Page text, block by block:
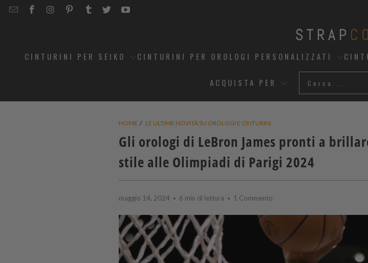
EMAILSTRAPCODE
STRAPCODE
STRAPCODE
STRAPCODE
STRAPCODE
STRAPCODE
CINTURINI PER SEIKO CINTURINI PER OROLOGI PERSONALIZZATI
ACQUISTA PER
HOME / LE ULTIME NOVITÀ SU OROLOGI E CINTURINI
Gli orologi di LeBron James pronti a
stile alle Olimpiadi di Parigi 2024
maggio 14, 2024 6 min di lettura 1 Commento